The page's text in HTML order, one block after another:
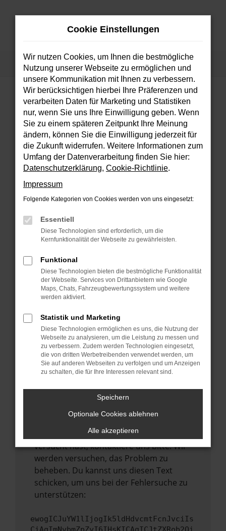
Zum
Startseite Fahrzeugsuche
FEHLER: NETWORK ERROR
Beim Laden ist ein Fehler aufgetreten.
Hier sind ein paar Tipps, die dir helfen können:
Überprüfe deine Firewall und deine
Internetverbindung.
Laden andere Webseiten, zum Beispiel
deine Suchmaschine?
Prüfe deine Browsererweiterungen.
Manche Erweiterungen, wie Werbeblocker,
können das Laden bestimmter Seiten
anderen Browser oder in einem privaten
Fenster?
Starte dein Gerät neu.
vorübergehende Probleme zu beheben.
Stelle sicher, dass dein Browser und dein
Betriebssystem auf dem neuesten Stand
sind.
Veraltete Software birgt nicht nur ein
führen, dass bestimmte Funktionen nicht
Wende dich an den Webseitenbetreiber.
Wenn du alle oben genannten Schritte
versucht hast, kontaktiere uns bitte. Wir
werden versuchen, das Problem zu
beheben. Du kannst uns diesen Text
schicken, um uns bei der Fehlersuche zu
unterstützen:
ewogICJuYW1lIjogIk5ldHdvcmtFcnJvciIs
Cookie Einstellungen
Wir nutzen Cookies, um Ihnen die bestmögliche
Nutzung unserer Webseite zu ermöglichen und
unsere Kommunikation mit Ihnen zu verbessern.
Wir berücksichtigen hierbei Ihre Präferenzen und
verarbeiten Daten für Marketing und Statistiken
nur, wenn Sie uns Ihre Einwilligung geben. Wenn
Sie zu einem späteren Zeitpunkt Ihre Meinung
ändern, können Sie die Einwilligung jederzeit für
die Zukunft widerrufen. Weitere Informationen zum
Umfang der Datenverarbeitung finden Sie hier:
Datenschutzerklärung, Cookie-Richtlinie.
Impressum
Folgende Kategorien von Cookies werden von uns eingesetzt:
Essentiell
Diese Technologien sind erforderlich, um die
Kernfunktionalität der Webseite zu gewährleisten.
Funktional
Diese Technologien bieten die bestmögliche Funktionalität
der Webseite. Services von Drittanbietern wie Google
Maps, Chats, Fahrzeugbewertungssystem und weitere
werden aktiviert.
Statistik und Marketing
Diese Technologien ermöglichen es uns, die Nutzung der
Webseite zu analysieren, um die Leistung zu messen und
zu verbessern. Zudem werden Technologien eingesetzt,
die von dritten Werbetreibenden verwendet werden, um
Sie auf anderen Webseiten zu verfolgen und um Anzeigen
zu schalten, die für Ihre Interessen relevant sind.
Speichern
Optionale Cookies ablehnen
Alle akzeptieren